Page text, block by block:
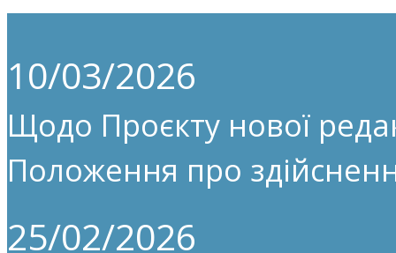
10/03/2026
Щодо Проєкту нової
Положення про
25/02/2026